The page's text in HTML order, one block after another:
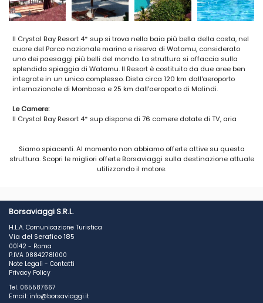
Il Crystal Bay Resort 4* sup si trova nella baia più bella della costa, nel
cuore del Parco nazionale marino e riserva di Watamu, considerato
uno dei paesaggi più belli del mondo. La struttura si affaccia sulla
splendida spiaggia di Watamu. Il Resort è costituito da due aree ben
integrate in un unico complesso. Dista circa 120 km dall'aeroporto
internazionale di Mombasa e 25 km dall'aeroporto di Malindi.
Le Camere:
Il Crystal Bay Resort 4* sup dispone di 76 camere dotate di TV, aria
Sarai alloggiato in una delle seguenti categorie:
Garden Room: immersi in un lussureggiante giardino tropicale, questi
cottage individuali dispongono di 3 camere da letto al piano terra con
sono dotate di bagno privato, aria condizionata, ventilatore a soffitto,
asciugacapelli, telefono, cassaforte e letti con zanzariera.
Camera Vista Mare: situata sulla spiaggia, il suo ingresso principale
si apre su un soggiorno arredato con lo stesso gusto della villa, oltre
che sull'ampia terrazza con vista mare. La sala è collegata a camere
indipendenti, elegantemente arredate in stile Lamu. Tutte le camere
sono dotate di bagno privato, aria condizionata, ventilatore a soffitto,
asciugacapelli, mini-frigo, telefono, cassaforte e letti in stile etnico
con zanzariere.
La Ristorazione:
Siamo spiacenti. Al momento non abbiamo offerte attive su questa
struttura. Scopri le migliori offerte Borsaviaggi sulla destinazione attuale
utilizzando il motore.
Borsaviaggi S.R.L.
H.L.A. Comunicazione Turistica
Via del Serafico 185
00142 - Roma
P.IVA 08842781000
Note Legali - Contatti
Privacy Policy
Tel. 065587667
Email: info@borsaviaggi.it